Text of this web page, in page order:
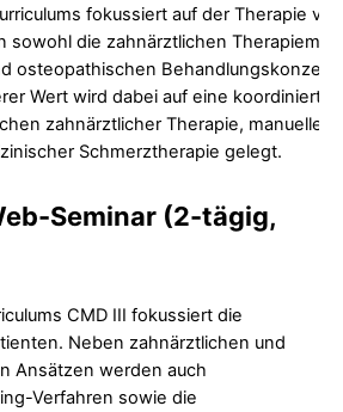
Seminar (2-tägig,
CMD III fokussiert die
Neben zahnärztlichen und
Ansätzen werden auch
Verfahren sowie die